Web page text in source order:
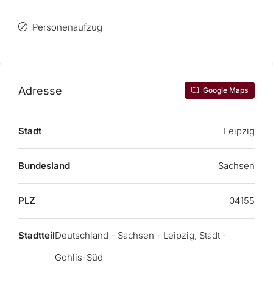
Personenaufzug
Adresse Google Maps
Stadt Leipzig
Bundesland Sachsen
PLZ 04155
StadtteilDeutschland - Sachsen - Leipzig, Stadt -
Gohlis-Süd